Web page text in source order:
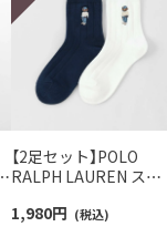
【2足セット】POLO
RALPH LAUREN スタ
ロベア オーガニック
1,980円 (税込)